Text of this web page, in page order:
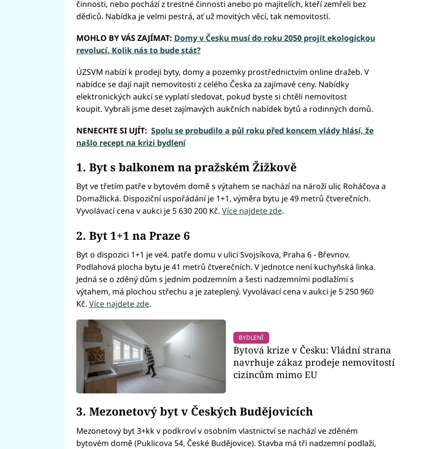
činnosti, nebo pochází z trestné činnosti anebo po majitelích, kteří zemřeli bez
dědiců. Nabídka je velmi pestrá, ať už movitých věcí, tak nemovitostí.
MOHLO BY VÁS ZAJÍMAT: Domy v Česku musí do roku 2050 projít ekologickou
revolucí. Kolik nás to bude stát?
ÚZSVM nabízí k prodeji byty, domy a pozemky prostřednictvím online dražeb. V
nabídce se dají najít nemovitosti z celého Česka za zajímavé ceny. Nabídky
elektronických aukcí se vyplatí sledovat, pokud byste si chtěli nemovitost
koupit. Vybrali jsme deset zajímavých aukčních nabídek bytů a rodinných domů.
NENECHTE SI UJÍT: Spolu se probudilo a půl roku před koncem vlády hlásí, že
našlo recept na krizi bydlení
1. Byt s balkonem na pražském Žižkově
Byt ve třetím patře v bytovém domě s výtahem se nachází na nároží ulic Roháčova a
Domažlická. Dispoziční uspořádání je 1+1, výměra bytu je 49 metrů čtverečních.
Vyvolávací cena v aukci je 5 630 200 Kč. Více najdete zde.
2. Byt 1+1 na Praze 6
Byt o dispozici 1+1 je ve4. patře domu v ulici Svojsíkova, Praha 6 - Břevnov.
Podlahová plocha bytu je 41 metrů čtverečních. V jednotce není kuchyňská linka.
Jedná se o zděný dům s jedním podzemním a šesti nadzemními podlažími s
výtahem, má plochou střechu a je zateplený. Vyvolávací cena v aukci je 5 250 960
Kč. Více najdete zde.
BYDLENÍ
Bytová krize v Česku: Vládní strana
navrhuje zákaz prodeje nemovitostí
cizincům mimo EU
3. Mezonetový byt v Českých Budějovicích
Mezonetový byt 3+kk v podkroví v osobním vlastnictví se nachází ve zděném
bytovém domě (Puklicova 54, České Budějovice). Stavba má tři nadzemní podlaží,